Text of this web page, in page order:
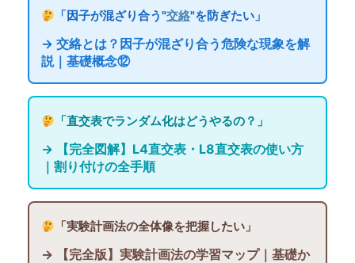
「因子が混ざり合う"交絡"を防ぎたい」
→ 交絡とは？因子が混ざり合う危険な現象を解
説｜基礎概念⑫
「直交表でランダム化はどうやるの？」
→ 【完全図解】L4直交表・L8直交表の使い方
｜割り付けの全手順
「実験計画法の全体像を把握したい」
→ 【完全版】実験計画法の学習マップ｜基礎か